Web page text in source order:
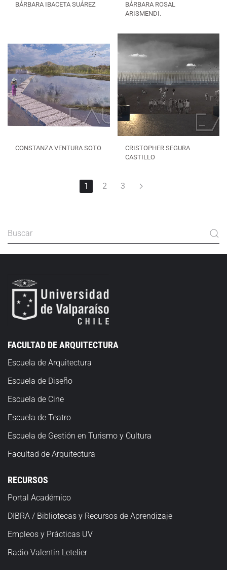
BÁRBARA IBACETA SUÁREZ
BÁRBARA ROSAL
ARISMENDI.
CONSTANZA VENTURA SOTO
CRISTOPHER SEGURA
CASTILLO
1 2 3
FACULTAD DE ARQUITECTURA
Escuela de Arquitectura
Escuela de Diseño
Escuela de Cine
Escuela de Teatro
Escuela de Gestión en Turismo y Cultura
Facultad de Arquitectura
RECURSOS
Portal Académico
DIBRA / Bibliotecas y Recursos de Aprendizaje
Empleos y Prácticas UV
Radio Valentin Letelier